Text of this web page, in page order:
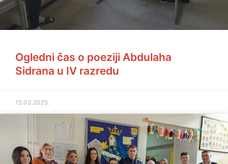
Ogledni čas o poeziji Abdulaha
Sidrana u IV razredu
15.03.2025.